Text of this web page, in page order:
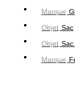
Marque
Objet Sac
Objet Sac
Marque